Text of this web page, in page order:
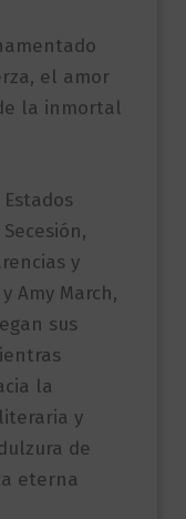
el amor
la inmortal
y
Amy March,
sus
la
y
de
eterna